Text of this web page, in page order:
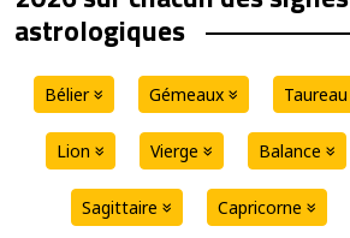
astrologiques
Bélier Gémeaux Taureau
Lion Vierge Balance
Sagittaire Capricorne